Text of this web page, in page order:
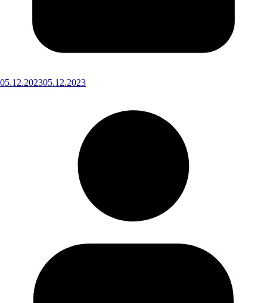
05.12.202305.12.2023